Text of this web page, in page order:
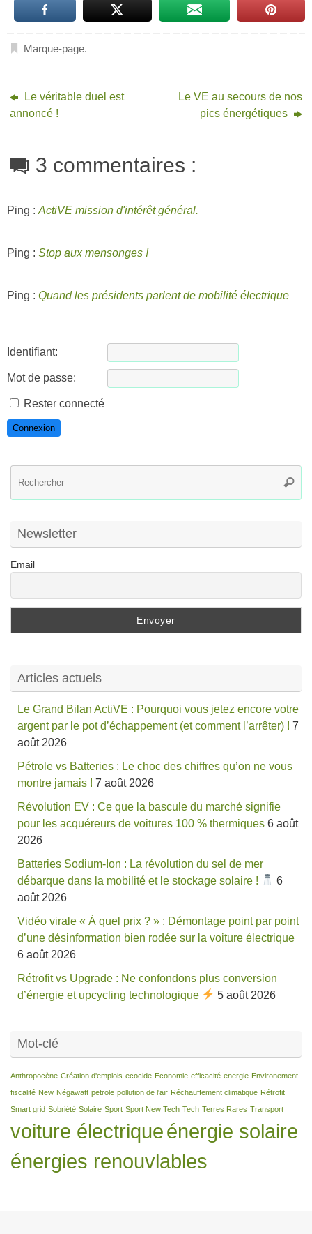
Marque-page.
Le véritable duel est
annoncé !
Le VE au secours de nos
pics énergétiques
3 commentaires :
Ping : ActiVE mission d'intérêt général.
Ping : Stop aux mensonges !
Ping : Quand les présidents parlent de mobilité électrique
Identifiant:
Mot de passe:
Rester connecté
Connexion
Newsletter
Email
Articles actuels
Le Grand Bilan ActiVE : Pourquoi vous jetez encore votre
argent par le pot d’échappement (et comment l’arrêter) ! 7
août 2026
Pétrole vs Batteries : Le choc des chiffres qu’on ne vous
montre jamais ! 7 août 2026
Révolution EV : Ce que la bascule du marché signifie
pour les acquéreurs de voitures 100 % thermiques 6 août
2026
Batteries Sodium-Ion : La révolution du sel de mer
débarque dans la mobilité et le stockage solaire !
6
août 2026
Vidéo virale « À quel prix ? » : Démontage point par point
d’une désinformation bien rodée sur la voiture électrique
6 août 2026
Rétrofit vs Upgrade : Ne confondons plus conversion
d’énergie et upcycling technologique
5 août 2026
Mot-clé
Anthropocène Création d'emplois ecocide Economie efficacité energie Environement
fiscalité New Négawatt petrole pollution de l'air Réchauffement climatique Rétrofit
Smart grid Sobriété Solaire Sport Sport New Tech Tech Terres Rares Transport
voiture électriqueénergie solaire
énergies renouvlables